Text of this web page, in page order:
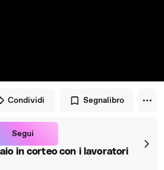
Condividi Segnalibro
Segui
in corteo con i lavoratori